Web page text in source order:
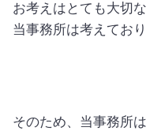
お考えはとても大切
当事務所は考えており
そのため、当事務所